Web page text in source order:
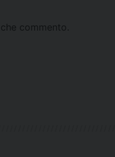
commento.